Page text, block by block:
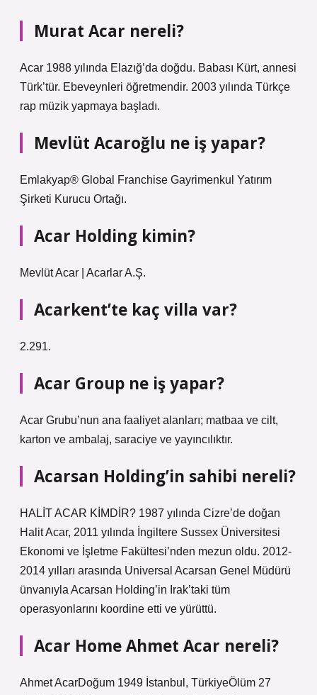
Murat Acar nereli?
Acar 1988 yılında Elazığ’da doğdu. Babası Kürt, annesi
Türk’tür. Ebeveynleri öğretmendir. 2003 yılında Türkçe
rap müzik yapmaya başladı.
Mevlüt Acaroğlu ne iş yapar?
Emlakyap® Global Franchise Gayrimenkul Yatırım
Şirketi Kurucu Ortağı.
Acar Holding kimin?
Mevlüt Acar | Acarlar A.Ş.
Acarkent’te kaç villa var?
2.291.
Acar Group ne iş yapar?
Acar Grubu’nun ana faaliyet alanları; matbaa ve cilt,
karton ve ambalaj, saraciye ve yayıncılıktır.
Acarsan Holding’in sahibi nereli?
HALİT ACAR KİMDİR? 1987 yılında Cizre’de doğan
Halit Acar, 2011 yılında İngiltere Sussex Üniversitesi
Ekonomi ve İşletme Fakültesi’nden mezun oldu. 2012-
2014 yılları arasında Universal Acarsan Genel Müdürü
ünvanıyla Acarsan Holding’in Irak’taki tüm
operasyonlarını koordine etti ve yürüttü.
Acar Home Ahmet Acar nereli?
Ahmet AcarDoğum 1949 İstanbul, TürkiyeÖlüm 27